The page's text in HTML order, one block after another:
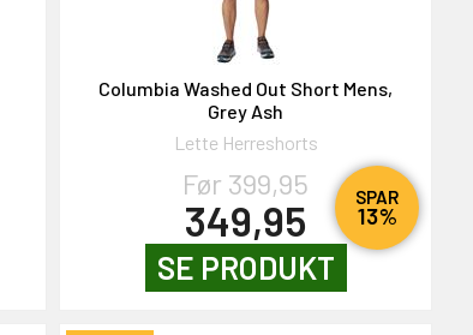
SPAR
13%
Columbia Washed Out Short Mens,
Grey Ash
Lette Herreshorts
Før 399,95
349,95
SE PRODUKT